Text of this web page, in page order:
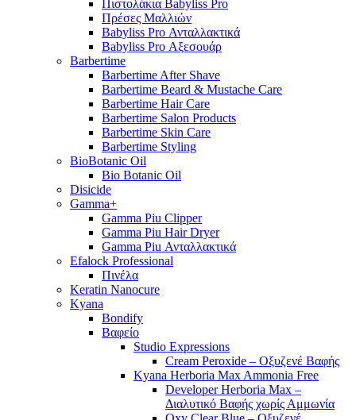
Πιστολάκια Babyliss Pro
Πρέσες Μαλλιών
Babyliss Pro Ανταλλακτικά
Babyliss Pro Αξεσουάρ
Barbertime
Barbertime After Shave
Barbertime Beard & Mustache Care
Barbertime Hair Care
Barbertime Salon Products
Barbertime Skin Care
Barbertime Styling
BioBotanic Oil
Bio Botanic Oil
Disicide
Gamma+
Gamma Piu Clipper
Gamma Piu Hair Dryer
Gamma Piu Ανταλλακτικά
Efalock Professional
Πινέλα
Keratin Nanocure
Kyana
Bondify
Βαφείο
Studio Expressions
Cream Peroxide – Οξυζενέ Βαφής
Kyana Herboria Max Ammonia Free
Developer Herboria Max –
Διαλυτικό Βαφής χωρίς Αμμωνία